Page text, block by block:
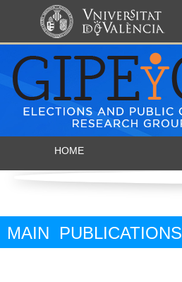
HOME
MAIN PUBLICATIONS